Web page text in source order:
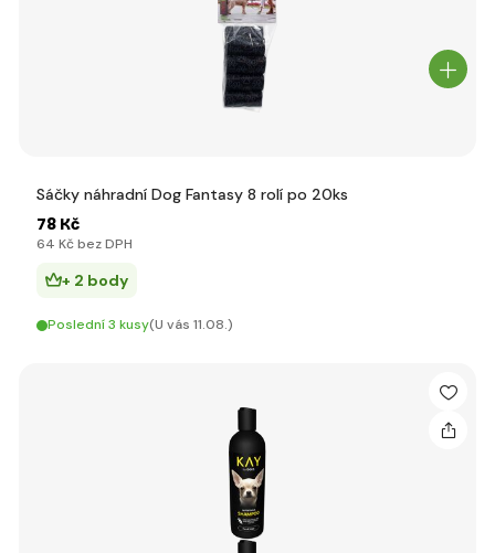
Sáčky náhradní Dog Fantasy 8 rolí po 20ks
78 Kč
64 Kč bez DPH
+ 2 body
Poslední 3 kusy(U vás 11.08.)